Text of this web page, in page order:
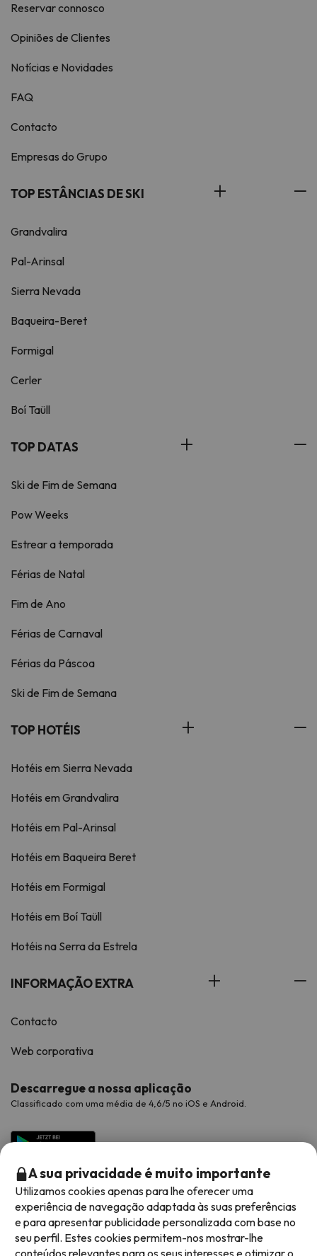
Reservar connosco
Opiniões de Clientes
Notícias e Novidades
FAQ
Contacto
Empresas do Grupo
TOP ESTÂNCIAS DE SKI
Grandvalira
Pal-Arinsal
Sierra Nevada
Baqueira-Beret
Formigal
Cerler
Boí Taüll
TOP DATAS
Ski de Fim de Semana
Pow Weeks
Estrear a temporada
Férias de Natal
Fim de Ano
Férias de Carnaval
Férias da Páscoa
Ski de Fim de Semana
TOP HOTÉIS
Hotéis em Sierra Nevada
Hotéis em Grandvalira
Hotéis em Pal-Arinsal
Hotéis em Baqueira Beret
Hotéis em Formigal
Hotéis em Boí Taüll
Hotéis na Serra da Estrela
INFORMAÇÃO EXTRA
Contacto
Web corporativa
Descarregue a nossa aplicação
Classificado com uma média de 4,6/5 no iOS e Android.
A sua privacidade é muito importante
Utilizamos cookies apenas para lhe oferecer uma
experiência de navegação adaptada às suas preferências
e para apresentar publicidade personalizada com base no
seu perfil. Estes cookies permitem-nos mostrar-lhe
conteúdos relevantes para os seus interesses e otimizar o